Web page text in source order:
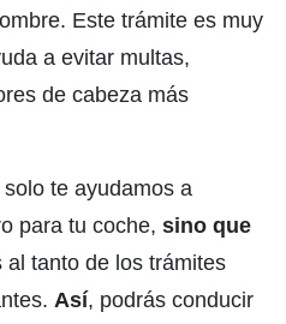
Este trámite es muy
a evitar multas,
de cabeza más
solo te ayudamos a
para tu coche, sino que
al tanto de los trámites
Así, podrás conducir